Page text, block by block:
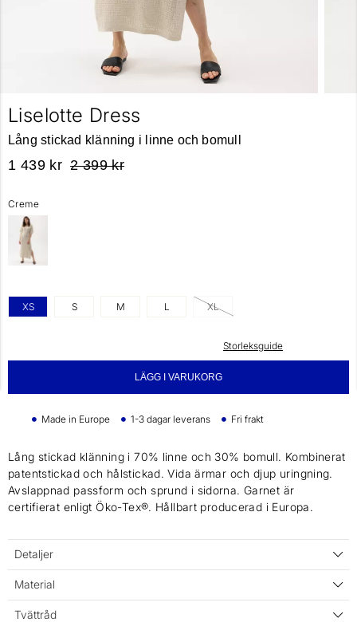
Liselotte Dress
Lång stickad klänning i linne och bomull
1 439 kr 2 399 kr
Creme
XS S M L XL
Storleksguide
LÄGG I VARUKORG
Made in Europe 1-3 dagar leverans Fri frakt
Lång stickad klänning i 70% linne och 30% bomull. Kombinerat
patentstickad och hålstickad. Vida ärmar och djup uringning.
Avslappnad passform och sprund i sidorna. Garnet är
certifierat enligt Öko-Tex®. Hållbart producerad i Europa.
Detaljer
Material
Tvättråd